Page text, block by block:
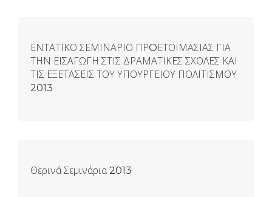
ΕΝΤΑΤΙΚΟ ΣΕΜΙΝΑΡΙΟ ΠΡOΕΤΟΙΜΑΣΙΑΣ ΓΙΑ
ΤΗΝ ΕΙΣΑΓΩΓΗ ΣΤΙΣ ΔΡΑΜΑΤΙΚΕΣ ΣΧΟΛΕΣ ΚΑΙ
ΤΙΣ ΕΞΕΤΑΣΕΙΣ ΤΟΥ ΥΠΟΥΡΓΕΙΟΥ ΠΟΛΙΤΙΣΜΟΥ
2013
Θερινά Σεμινάρια 2013